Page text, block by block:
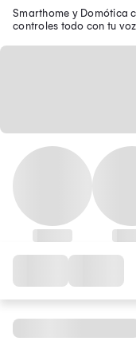
Smarthome y Domótica
controles todo con tu